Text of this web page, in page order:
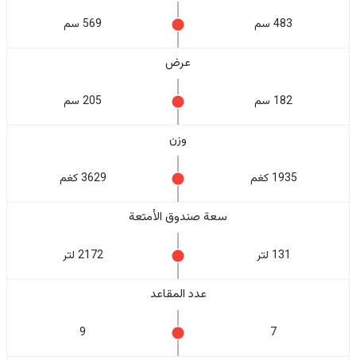
483 سم 569 سم
عرض
182 سم 205 سم
وزن
1935 كغم 3629 كغم
سعة صندوق الأمتعة
131 لتر 2172 لتر
عدد المقاعد
7
9